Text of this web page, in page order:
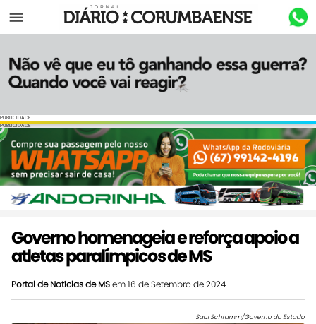
Menu
PUBLICIDADE
PUBLICIDADE
Governo homenageia e reforça apoio a
atletas paralímpicos de MS
Portal de Notícias de MSem 16 de Setembro de 2024
Saul Schramm/Governo do Estado